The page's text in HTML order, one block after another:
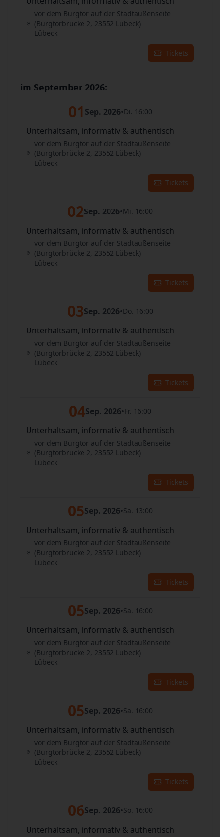
vor dem Burgtor auf der Stadtaußenseite
(Burgtorbrücke 2, 23552 Lübeck)
Lübeck
Tickets
im September 2026:
01 Sep. 2026•Di. 16:00
Unterhaltsam, informativ & authentisch
vor dem Burgtor auf der Stadtaußenseite
(Burgtorbrücke 2, 23552 Lübeck)
Lübeck
Tickets
02Sep. 2026•Mi. 16:00
Unterhaltsam, informativ & authentisch
vor dem Burgtor auf der Stadtaußenseite
(Burgtorbrücke 2, 23552 Lübeck)
Lübeck
Tickets
03Sep. 2026•Do. 16:00
Unterhaltsam, informativ & authentisch
vor dem Burgtor auf der Stadtaußenseite
(Burgtorbrücke 2, 23552 Lübeck)
Lübeck
Tickets
04Sep. 2026•Fr. 16:00
Unterhaltsam, informativ & authentisch
vor dem Burgtor auf der Stadtaußenseite
(Burgtorbrücke 2, 23552 Lübeck)
Lübeck
Tickets
05Sep. 2026•Sa. 13:00
Unterhaltsam, informativ & authentisch
vor dem Burgtor auf der Stadtaußenseite
(Burgtorbrücke 2, 23552 Lübeck)
Lübeck
Tickets
05Sep. 2026•Sa. 16:00
Unterhaltsam, informativ & authentisch
vor dem Burgtor auf der Stadtaußenseite
(Burgtorbrücke 2, 23552 Lübeck)
Lübeck
Tickets
05Sep. 2026•Sa. 16:00
Unterhaltsam, informativ & authentisch
vor dem Burgtor auf der Stadtaußenseite
(Burgtorbrücke 2, 23552 Lübeck)
Lübeck
Tickets
06Sep. 2026•So. 16:00
Unterhaltsam, informativ & authentisch